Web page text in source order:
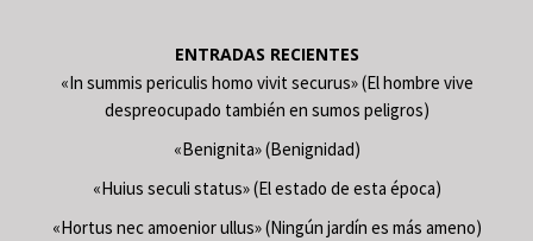
ENTRADAS RECIENTES
«In summis periculis homo vivit securus» (El hombre vive
despreocupado también en sumos peligros)
«Benignita» (Benignidad)
«Huius seculi status» (El estado de esta época)
«Hortus nec amoenior ullus» (Ningún jardín es más ameno)